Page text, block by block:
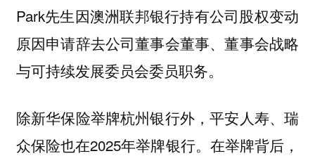
Park先生因澳洲联邦银行持有公司股权变动
原因申请辞去公司董事会董事、董事会战略
与可持续发展委员会委员职务。
除新华保险举牌杭州银行外，平安人寿、瑞
众保险也在2025年举牌银行。在举牌背后，